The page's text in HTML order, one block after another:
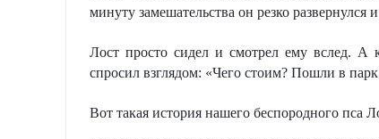
минуту замешательства он резко развернулся
Лост просто сидел и смотрел ему вслед. А
спросил взглядом: «Чего стоим? Пошли в
Вот такая история нашего беспородного